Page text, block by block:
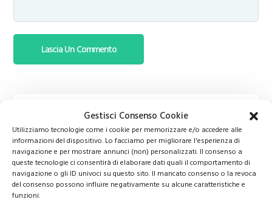
Gestisci Consenso Cookie
Utilizziamo tecnologie come i cookie per memorizzare e/o accedere alle
informazioni del dispositivo. Lo facciamo per migliorare l'esperienza di
navigazione e per mostrare annunci (non) personalizzati. Il consenso a
queste tecnologie ci consentirà di elaborare dati quali il comportamento di
navigazione o gli ID univoci su questo sito. Il mancato consenso o la revoca
del consenso possono influire negativamente su alcune caratteristiche e
funzioni.